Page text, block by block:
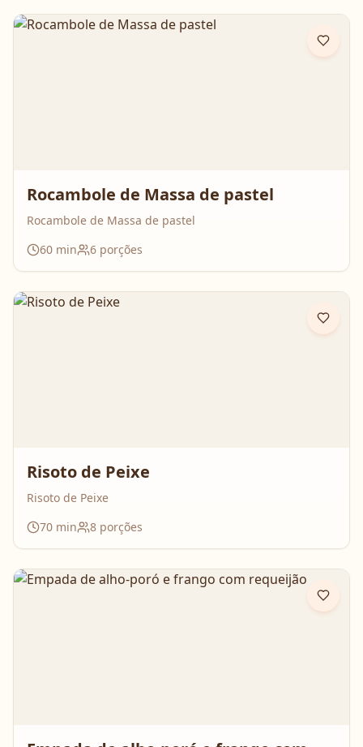
impossível de resistir 💛
Rocambole de Massa de pastel
Rocambole de Massa de pastel
60 min 6 porções
Risoto de Peixe
Risoto de Peixe
70 min 8 porções